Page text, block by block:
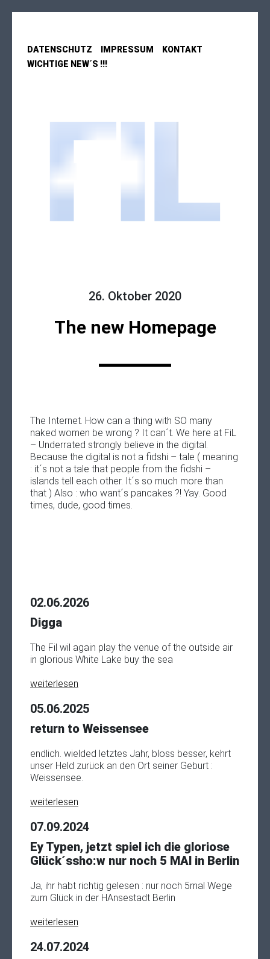
DATENSCHUTZ IMPRESSUM
KONTAKT
WICHTIGE NEW´S !!!
26. Oktober 2020
The new Homepage
The Internet. How can a thing with SO many
naked women be wrong ? It can´t. We here at FiL
– Underrated strongly believe in the digital.
Because the digital is not a fidshi – tale ( meaning
: it´s not a tale that people from the fidshi –
islands tell each other. It´s so much more than
that ) Also : who want´s pancakes ?! Yay. Good
times, dude, good times.
02.06.2026
Digga
The Fil wil again play the venue of the outside air
in glorious White Lake buy the sea
weiterlesen
05.06.2025
return to Weissensee
endlich. wielded letztes Jahr, bloss besser, kehrt
unser Held zurück an den Ort seiner Geburt :
Weissensee.
weiterlesen
07.09.2024
Ey Typen, jetzt spiel ich die gloriose
Glück´ssho:w nur noch 5 MAl in Berlin
Ja, ihr habt richtig gelesen : nur noch 5mal Wege
zum Glück in der HAnsestadt Berlin
weiterlesen
24.07.2024